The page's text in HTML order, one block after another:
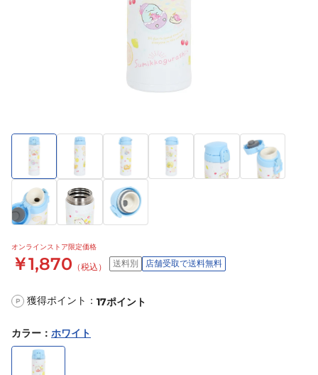
オンラインストア限定価格
￥1,870 （税込） 送料別 店舗受取で送料無料
P 獲得ポイント： 17ポイント
カラー ： ホワイト